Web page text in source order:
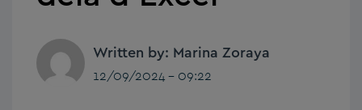
Written by: Marina Zoraya
12/09/2024 - 09:22